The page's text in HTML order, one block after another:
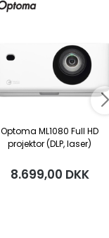
Optoma ML1080 Full HD
projektor (DLP, laser)
8.699,00 DKK